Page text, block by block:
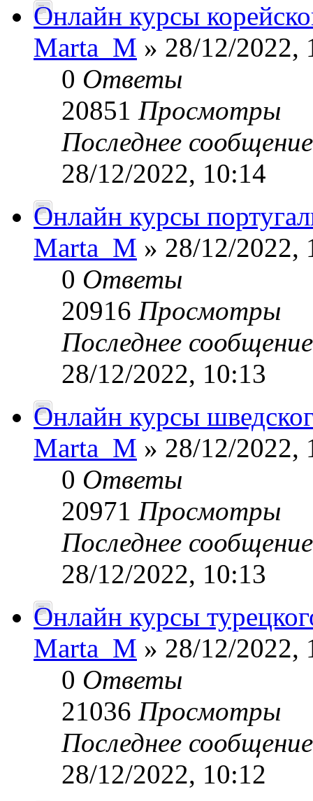
Онлайн курсы
Marta_M » 28/12/2022,
0 Ответы
20851 Просмотры
Последнее
28/12/2022, 10:14
Онлайн курсы
Marta_M » 28/12/2022,
0 Ответы
20916 Просмотры
Последнее
28/12/2022, 10:13
Онлайн курсы
Marta_M » 28/12/2022,
0 Ответы
20971 Просмотры
Последнее
28/12/2022, 10:13
Онлайн курсы
Marta_M » 28/12/2022,
0 Ответы
21036 Просмотры
Последнее
28/12/2022, 10:12